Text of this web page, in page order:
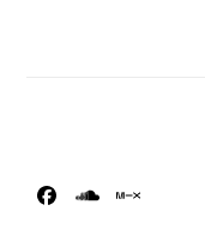
Facebook
SoundCloud
MixCloud